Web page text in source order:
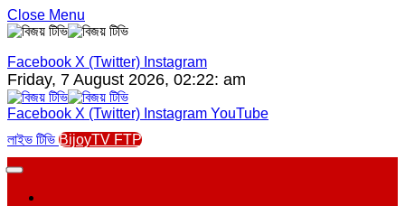
Close Menu
Facebook X (Twitter) Instagram
Friday, 7 August 2026, 02:22: am
Facebook X (Twitter) Instagram YouTube
লাইভ টিভি BijoyTV FTP